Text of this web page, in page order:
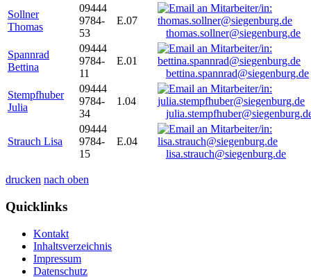
Sollner
Thomas
09444
9784-
53
E.07
thomas.sollner@siegenburg.de
Spannrad
Bettina
09444
9784-
11
E.01
bettina.spannrad@siegenburg.de
Stempfhuber
Julia
09444
9784-
34
1.04
Strauch Lisa
09444
9784-
15
E.04
lisa.strauch@siegenburg.de
drucken nach oben
Quicklinks
Kontakt
Inhaltsverzeichnis
Impressum
Datenschutz